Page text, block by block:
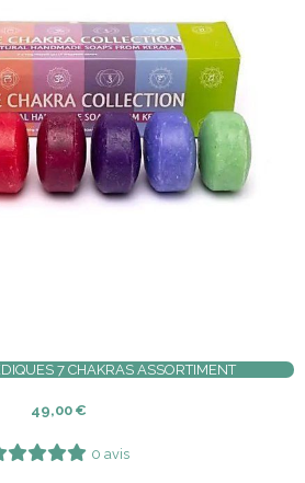
7 CHAKRAS ASSORTIMENT
49,00 €
0 avis